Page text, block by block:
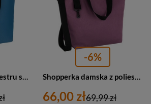
-6%
66,00 zł69,99 zł